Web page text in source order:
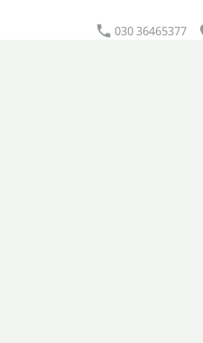
030 36465377